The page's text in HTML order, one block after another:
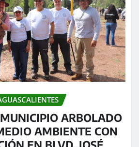
ARBOLADO
AMBIENTE CON